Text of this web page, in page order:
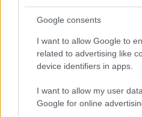
Google consents
I want to allow Google to
related to advertising like
device identifiers in apps.
I want to allow my user
Google for online
Elon Musk hivatalosan is
Kisváros ugyan, de olyan
polgármester például a